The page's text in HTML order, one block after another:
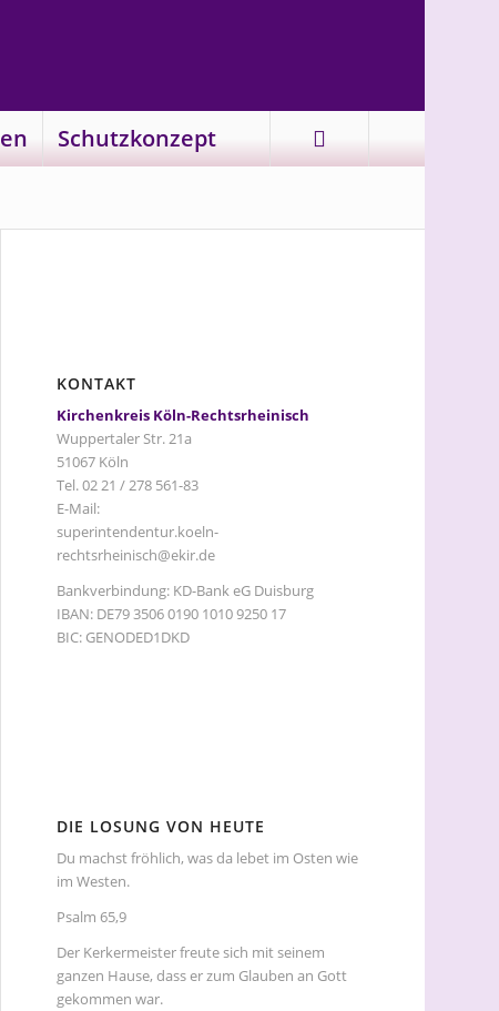
Schutzkonzept
KONTAKT
Kirchenkreis Köln-Rechtsrheinisch
Wuppertaler Str. 21a
51067 Köln
Tel. 02 21 / 278 561-83
E-Mail:
superintendentur.koeln-
rechtsrheinisch@ekir.de
Bankverbindung: KD-Bank eG Duisburg
IBAN: DE79 3506 0190 1010 9250 17
BIC: GENODED1DKD
DIE LOSUNG VON HEUTE
Du machst fröhlich, was da lebet im Osten wie
im Westen.
Psalm 65,9
Der Kerkermeister freute sich mit seinem
ganzen Hause, dass er zum Glauben an Gott
gekommen war.